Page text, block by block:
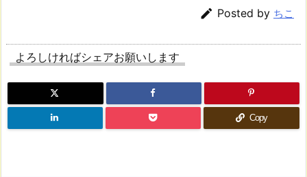
 Posted by ちこ
よろしければシェアお願いします
Copy